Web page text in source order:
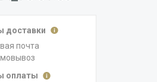
доставки
почта
оплаты